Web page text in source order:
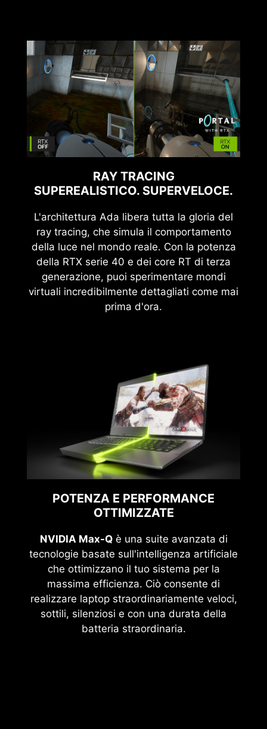
RAY TRACING
SUPEREALISTICO. SUPERVELOCE.
L'architettura Ada libera tutta la gloria del
ray tracing, che simula il comportamento
della luce nel mondo reale. Con la potenza
della RTX serie 40 e dei core RT di terza
generazione, puoi sperimentare mondi
virtuali incredibilmente dettagliati come mai
prima d'ora.
POTENZA E PERFORMANCE
OTTIMIZZATE
NVIDIA Max-Qè una suite avanzata di
tecnologie basate sull'intelligenza artificiale
che ottimizzano il tuo sistema per la
massima efficienza. Ciò consente di
realizzare laptop straordinariamente veloci,
sottili, silenziosi e con una durata della
batteria straordinaria.